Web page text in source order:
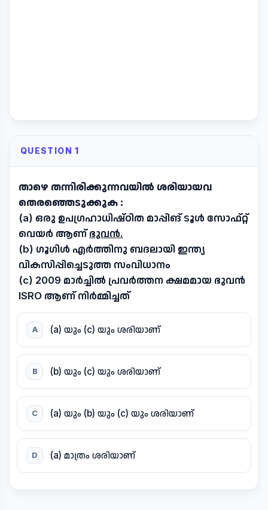
QUESTION 1
താഴെ തന്നിരിക്കുന്നവയിൽ ശരിയായവ
തെരഞ്ഞെടുക്കുക :
(a) ഒരു ഉപഗ്രഹാധിഷ്ഠിത മാപ്പിങ് ടൂൾ സോഫ്റ്റ്
വെയർ ആണ്ഭുവൻ.
(b) ഗൂഗിൾ എർത്തിനു ബദലായി ഇന്ത്യ
വികസിപ്പിച്ചെടുത്ത സംവിധാനം
(c) 2009 മാർച്ചിൽ പ്രവർത്തന ക്ഷമമായ ഭുവൻ
ISRO ആണ് നിർമ്മിച്ചത്
A (a) യും (c) യും ശരിയാണ്
B (b) യും (c) യും ശരിയാണ്
C (a) യും (b) യും (c) യും ശരിയാണ്
D (a) മാത്രം ശരിയാണ്